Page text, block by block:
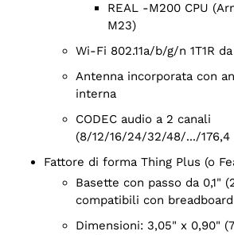
REAL -M200 CPU (Armv8-M, Cortex-
M23)
Wi-Fi 802.11a/b/g/n 1T1R
Antenna incorporata con antenna schermante
interna
CODEC audio a 2 canali
(8/12/16/24/32/48/.../176,4
Fattore di forma Thing Plus (o
Basette con passo da 0,1" (2,54 mm)
compatibili con breadboard
Dimensioni: 3,05" x 0,90" (77,47 mm x 22,86